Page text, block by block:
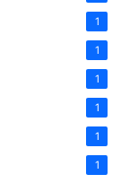
1
1
1
1
1
1